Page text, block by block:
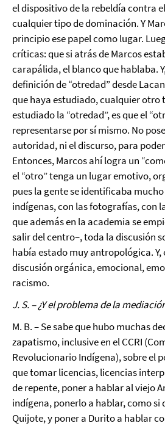
el dispositivo de la rebeldía contra
cualquier tipo de dominación. Y
principio ese papel como lugar.
críticas: que si atrás de Marcos
carapálida, el blanco que hablaba.
definición de “otredad” desde
que haya estudiado, cualquier otro
estudiado la “otredad”, es que el
representarse por sí mismo. No
autoridad, ni el discurso, para
Entonces, Marcos ahí logra un
el “otro” tenga un lugar emotivo,
pues la gente se identificaba
indígenas, con las fotografías, con
que además en la academia se
salir del centro–, toda la discusión
había estado muy antropológica. Y,
discusión orgánica, emocional,
racismo.
J. S. – ¿Y el problema de la
M. B. – Se sabe que hubo muchas
zapatismo, inclusive en el CCRI
Revolucionario Indígena), sobre el
que tomar licencias, licencias
de repente, poner a hablar al viejo
indígena, ponerlo a hablar, como si
Quijote, y poner a Durito a hablar